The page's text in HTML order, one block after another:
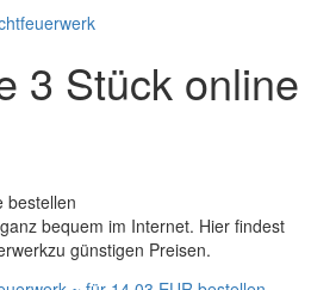
3 Stück online
bequem im Internet. Hier findest
günstigen Preisen.